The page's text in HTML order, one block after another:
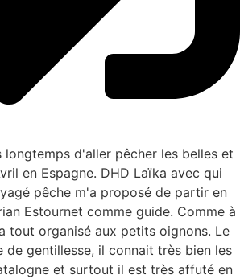
longtemps d'aller pêcher les belles et
en Espagne. DHD Laïka avec qui
pêche m'a proposé de partir en
Estournet comme guide. Comme à
tout organisé aux petits oignons. Le
de gentillesse, il connait très bien les
et surtout il est très affuté en